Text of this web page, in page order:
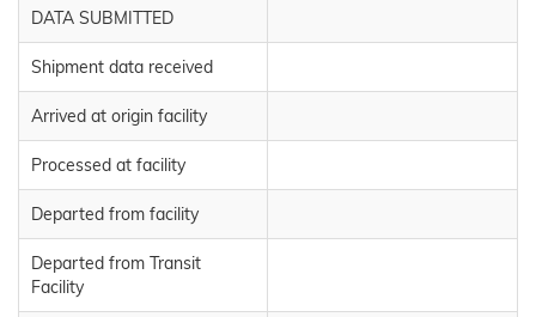
DATA SUBMITTED
Shipment data received
Arrived at origin facility
Processed at facility
Departed from facility
Departed from Transit
Facility